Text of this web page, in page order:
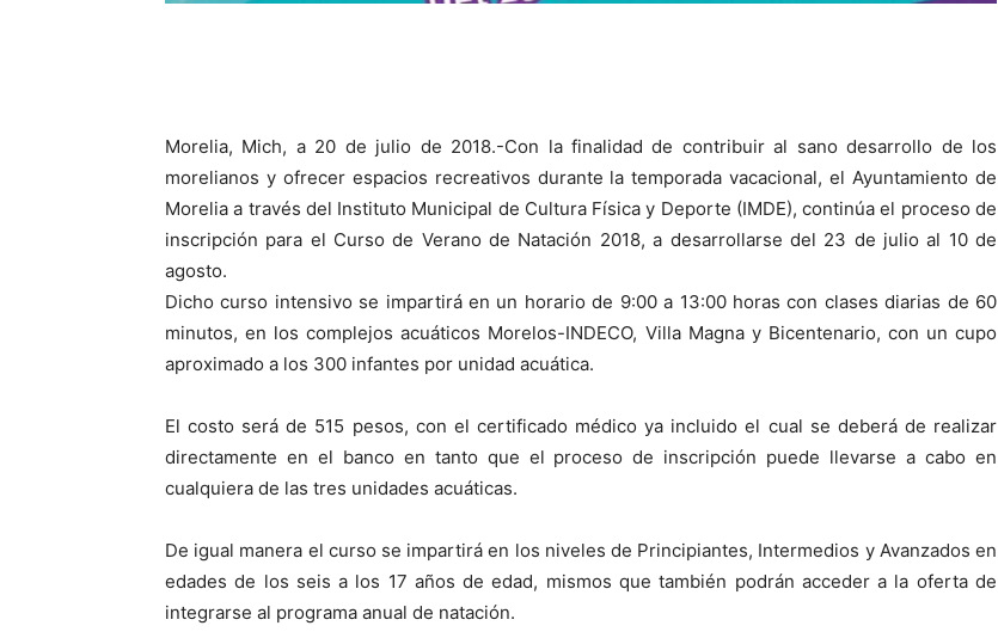
Morelia, Mich, a 20 de julio de 2018.-Con la finalidad de contribuir al sano desarrollo de los
morelianos y ofrecer espacios recreativos durante la temporada vacacional, el Ayuntamiento de
Morelia a través del Instituto Municipal de Cultura Física y Deporte (IMDE), continúa el proceso de
inscripción para el Curso de Verano de Natación 2018, a desarrollarse del 23 de julio al 10 de
agosto.
Dicho curso intensivo se impartirá en un horario de 9:00 a 13:00 horas con clases diarias de 60
minutos, en los complejos acuáticos Morelos-INDECO, Villa Magna y Bicentenario, con un cupo
aproximado a los 300 infantes por unidad acuática.
El costo será de 515 pesos, con el certificado médico ya incluido el cual se deberá de realizar
directamente en el banco en tanto que el proceso de inscripción puede llevarse a cabo en
cualquiera de las tres unidades acuáticas.
De igual manera el curso se impartirá en los niveles de Principiantes, Intermedios y Avanzados en
edades de los seis a los 17 años de edad, mismos que también podrán acceder a la oferta de
integrarse al programa anual de natación.